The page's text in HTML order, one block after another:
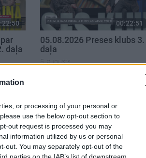
or processing of your personal or
use the below opt-out section to
out request is processed you may
information utilized by us or personal
out. You may separately opt-out of the
parties on the IAB’s list of downstream
daļa
00:22:51
05.08.2026 Preses klubs 3.
daļa
5. augusts